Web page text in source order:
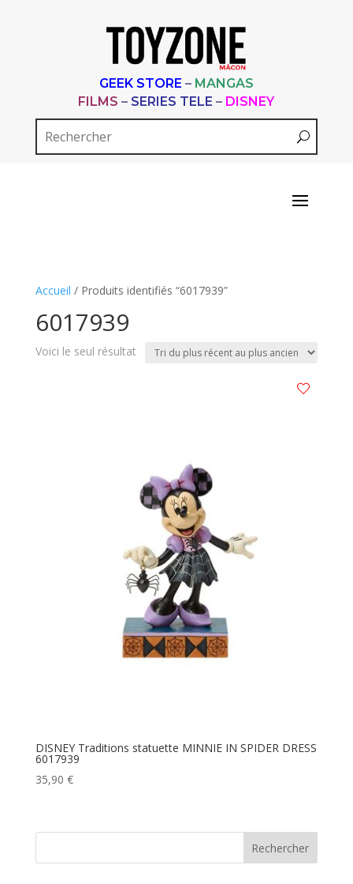
GEEK STORE – MANGAS
FILMS – SERIES TELE – DISNEY
Accueil / Produits identifiés “6017939”
6017939
Voici le seul résultat
DISNEY Traditions statuette MINNIE IN SPIDER DRESS
6017939
35,90 €